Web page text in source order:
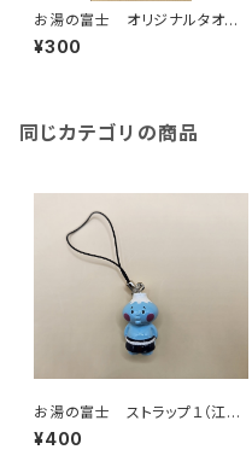
お湯の富士 オリジナルタオル
２（江戸川区浴場組合）
¥300
同じカテゴリの商品
お湯の富士 ストラップ１（江戸
川区浴場組合）
¥400